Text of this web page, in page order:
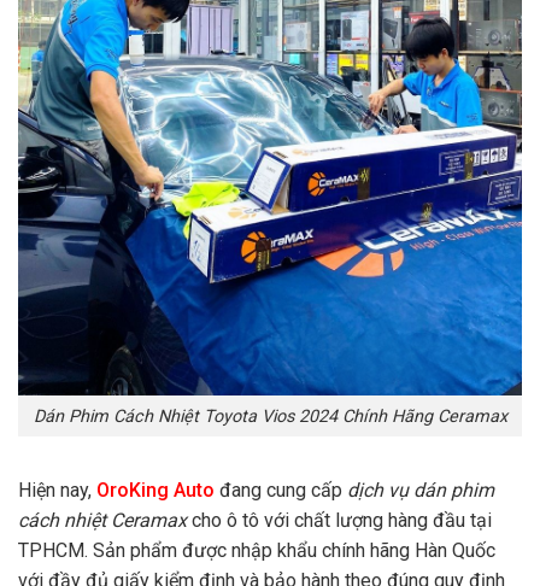
Dán Phim Cách Nhiệt Toyota Vios 2024 Chính Hãng Ceramax
Hiện nay, OroKing Auto đang cung cấp dịch vụ dán phim
cách nhiệt Ceramaxcho ô tô với chất lượng hàng đầu tại
TPHCM. Sản phẩm được nhập khẩu chính hãng Hàn Quốc
với đầy đủ giấy kiểm định và bảo hành theo đúng quy định